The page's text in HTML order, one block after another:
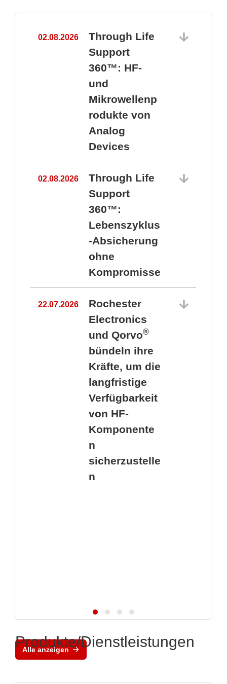
02.08.2026
Through Life
Support
360™: HF-
und
Mikrowellenp
rodukte von
Analog
Devices
02.08.2026
Through Life
Support
360™:
Lebenszyklus
-Absicherung
ohne
Kompromisse
22.07.2026
Rochester
Electronics
und Qorvo®
bündeln ihre
Kräfte, um die
langfristige
Verfügbarkeit
von HF-
Komponente
n
sicherzustelle
n
Alle anzeigen
Produkte/Dienstleistungen